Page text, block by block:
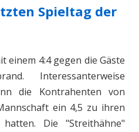
Spieltag der
einem 4:4 gegen die Gäste
Interessanterweise
die Kontrahenten von
ein 4,5 zu ihren
Die "Streithähne"